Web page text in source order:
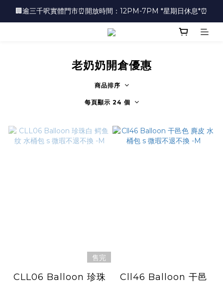
🏢逾三千呎實體門市⏰開放時間：12PM-7PM *星期日休息*⏰
🏢逾三千呎實體門市⏰開放時間：12PM-7PM *星期日休息*⏰
👜📣 歡迎隨時光臨 📣💍
老奶奶開倉優惠
商品排序
每頁顯示 24 個
售完
CLL06 Balloon 珍珠
Cll46 Balloon 干邑